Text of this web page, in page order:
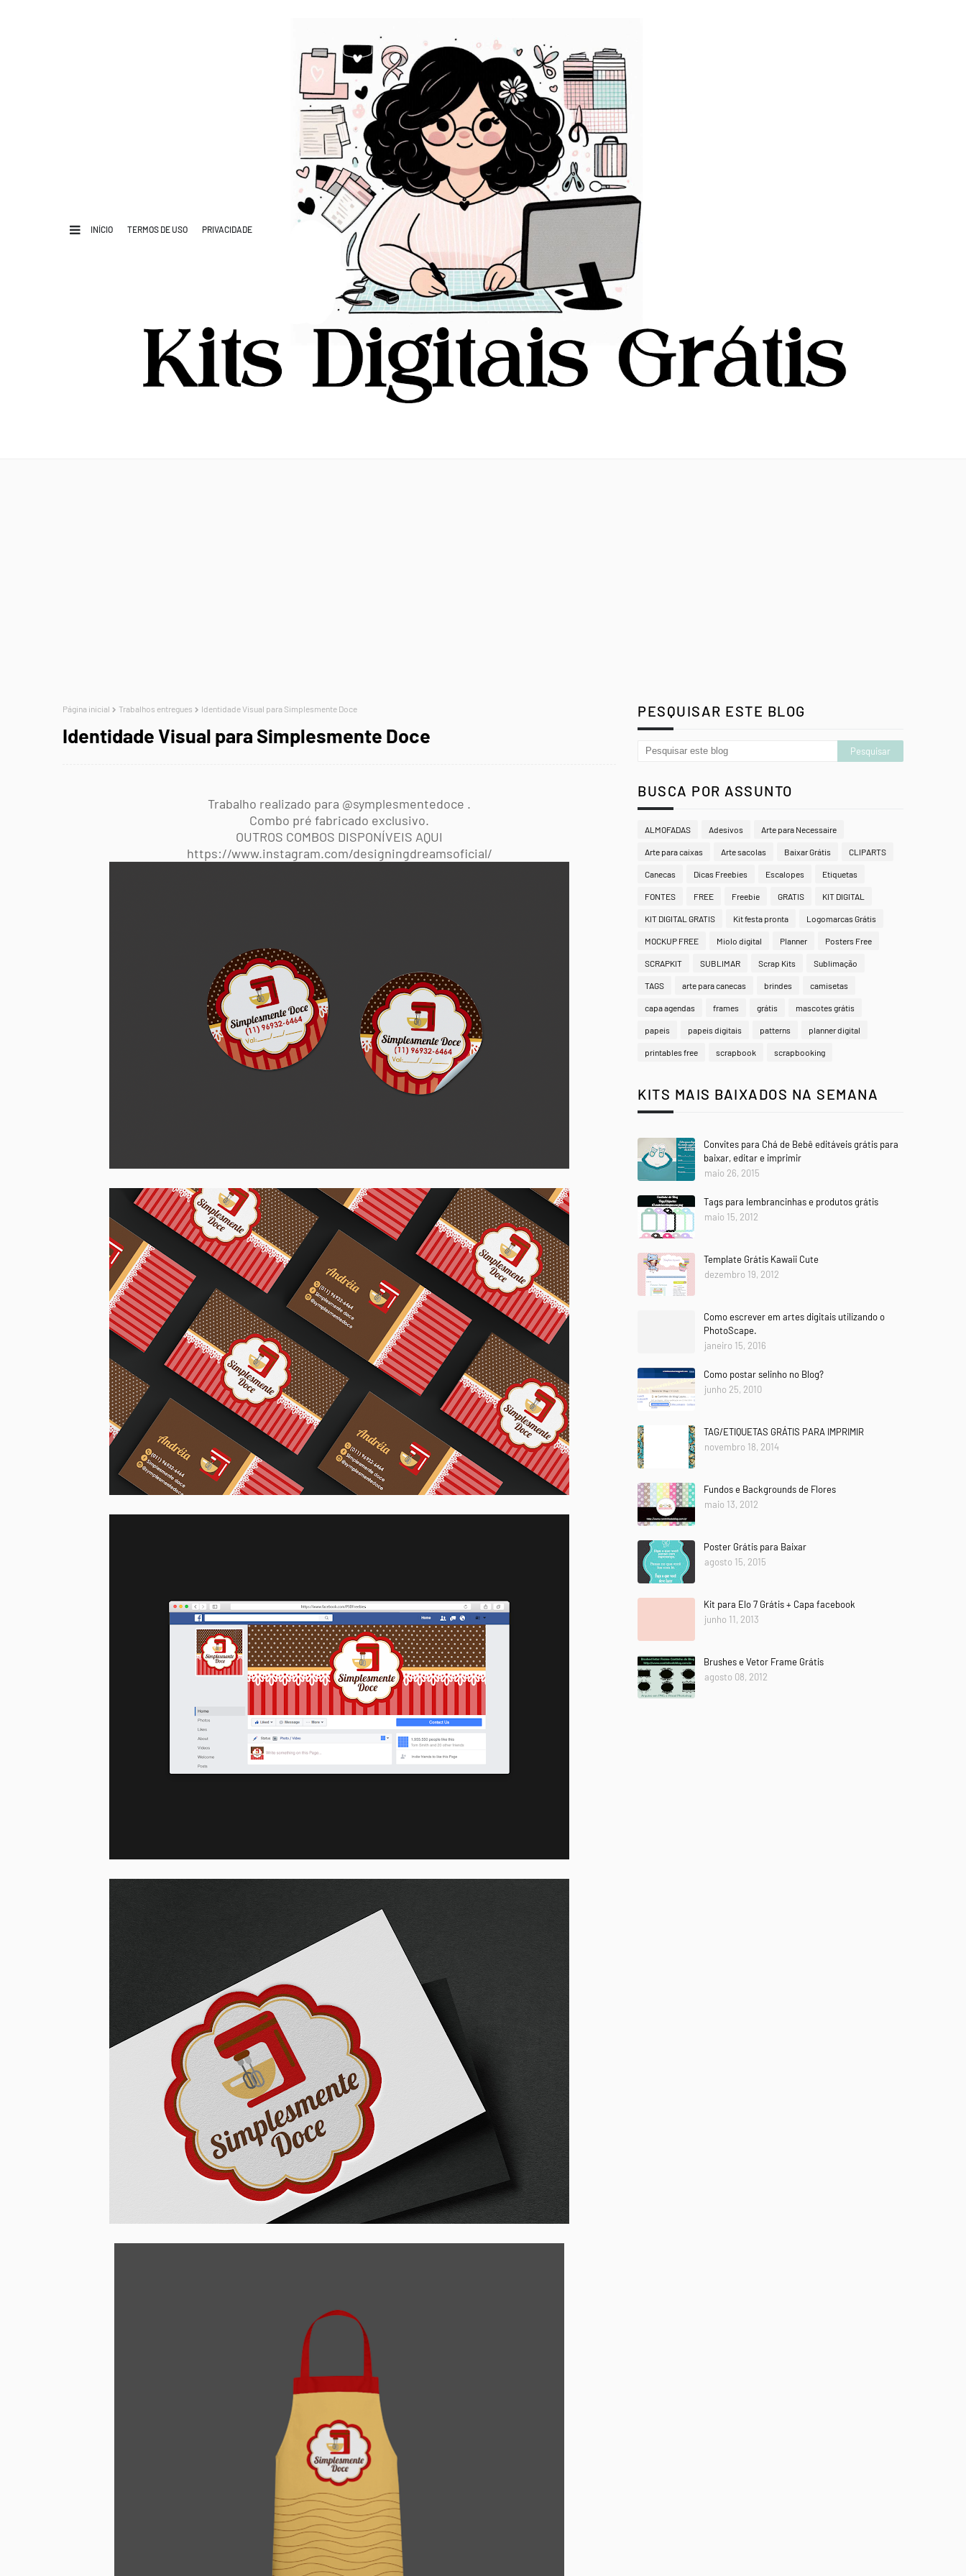
INÍCIO TERMOS DE USO PRIVACIDADE
Página inicial Trabalhos entregues Identidade Visual para Simplesmente Doce
Identidade Visual para Simplesmente Doce
Trabalho realizado para @symplesmentedoce .
Combo pré fabricado exclusivo.
OUTROS COMBOS DISPONÍVEIS AQUI
https://www.instagram.com/designingdreamsoficial/
PESQUISAR ESTE BLOG
BUSCA POR ASSUNTO
ALMOFADAS Adesivos Arte para Necessaire
Arte para caixas Arte sacolas Baixar Grátis CLIPARTS
Canecas Dicas Freebies Escalopes Etiquetas
FONTES FREE Freebie GRATIS KIT DIGITAL
KIT DIGITAL GRATIS Kit festa pronta Logomarcas Grátis
MOCKUP FREE Miolo digital Planner Posters Free
SCRAPKIT SUBLIMAR Scrap Kits Sublimação
TAGS arte para canecas brindes camisetas
capa agendas frames grátis mascotes grátis
papeis papeis digitais patterns planner digital
printables free scrapbook scrapbooking
KITS MAIS BAIXADOS NA SEMANA
Convites para Chá de Bebê editáveis grátis para
baixar, editar e imprimir
maio 26, 2015
Tags para lembrancinhas e produtos grátis
maio 15, 2012
Template Grátis Kawaii Cute
dezembro 19, 2012
Como escrever em artes digitais utilizando o
PhotoScape.
janeiro 15, 2016
Como postar selinho no Blog?
junho 25, 2010
TAG/ETIQUETAS GRÁTIS PARA IMPRIMIR
novembro 18, 2014
Fundos e Backgrounds de Flores
maio 13, 2012
Poster Grátis para Baixar
agosto 15, 2015
Kit para Elo 7 Grátis + Capa facebook
junho 11, 2013
Brushes e Vetor Frame Grátis
agosto 08, 2012